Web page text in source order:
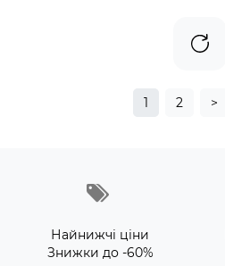
1 2 >
Найнижчі ціни
Знижки до -60%